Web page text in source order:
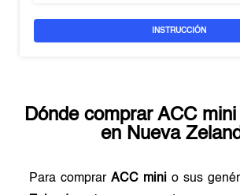
INSTRUCCIÓN
Dónde comprar ACC mini
en Nueva
Para comprarACC mini o sus